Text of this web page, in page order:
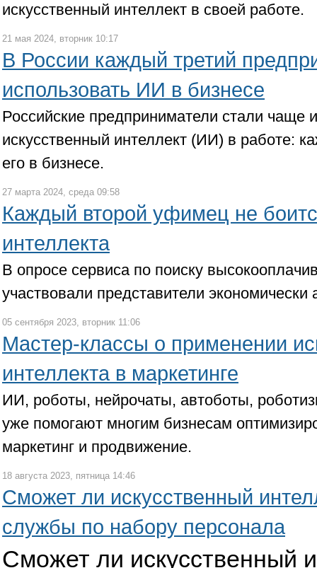
искусственный интеллект в своей работе.
21 мая 2024, вторник 10:17
В России каждый третий
использовать ИИ в бизнесе
Российские предприниматели стали чаще
искусственный интеллект (ИИ) в работе:
его в бизнесе.
27 марта 2024, среда 09:58
Каждый второй уфимец не
интеллекта
В опросе сервиса по поиску
участвовали представители экономически
05 сентября 2023, вторник 11:06
Мастер-классы о применении
интеллекта в маркетинге
ИИ, роботы, нейрочаты, автоботы,
уже помогают многим бизнесам
маркетинг и продвижение.
18 августа 2023, пятница 14:46
Сможет ли искусственный
службы по набору персонала
Сможет ли искусственный